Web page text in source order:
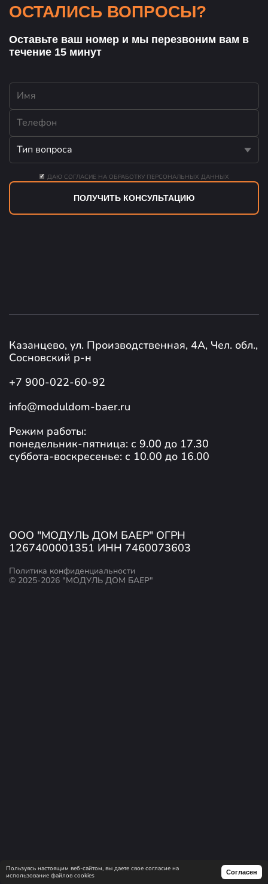
ОСТАЛИСЬ ВОПРОСЫ?
Оставьте ваш номер и мы перезвоним вам в
течение 15 минут
ДАЮ СОГЛАСИЕ НА ОБРАБОТКУ ПЕРСОНАЛЬНЫХ ДАННЫХ
ПОЛУЧИТЬ КОНСУЛЬТАЦИЮ
Казанцево, ул. Производственная, 4А, Чел. обл.,
Сосновский р-н
+7 900-022-60-92
info@moduldom-baer.ru
Режим работы:
понедельник-пятница: с 9.00 до 17.30
суббота-воскресенье: с 10.00 до 16.00
ООО "МОДУЛЬ ДОМ БАЕР" ОГРН
1267400001351 ИНН 7460073603
Политика конфиденциальности
© 2025-2026 "МОДУЛЬ ДОМ БАЕР"
Пользуясь настоящим веб-сайтом, вы даете свое согласие на
использование файлов cookies
Согласен